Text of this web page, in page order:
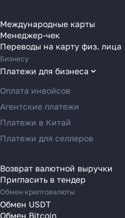
Переводы в Болгарию
Переводы в Венгрию
Переводы в Великобританию
Переводы в Грецию
Переводы в Германию
Переводы в Ирландию
Переводы в Испанию
Переводы в Италию
Переводы в Латвию
Переводы в Литву
Переводы в Молдавию
Переводы в Монако
Международные карты
Менеджер-чек
Переводы на карту физ. лица
Бизнесу
Платежи для бизнеса
Оплата инвойсов
Агентские платежи
Платежи в Китай
Платежи для селлеров
Возврат валютной выручки
Пригласить в тендер
Обмен криптовалюты
Обмен USDT
Обмен Bitcoin